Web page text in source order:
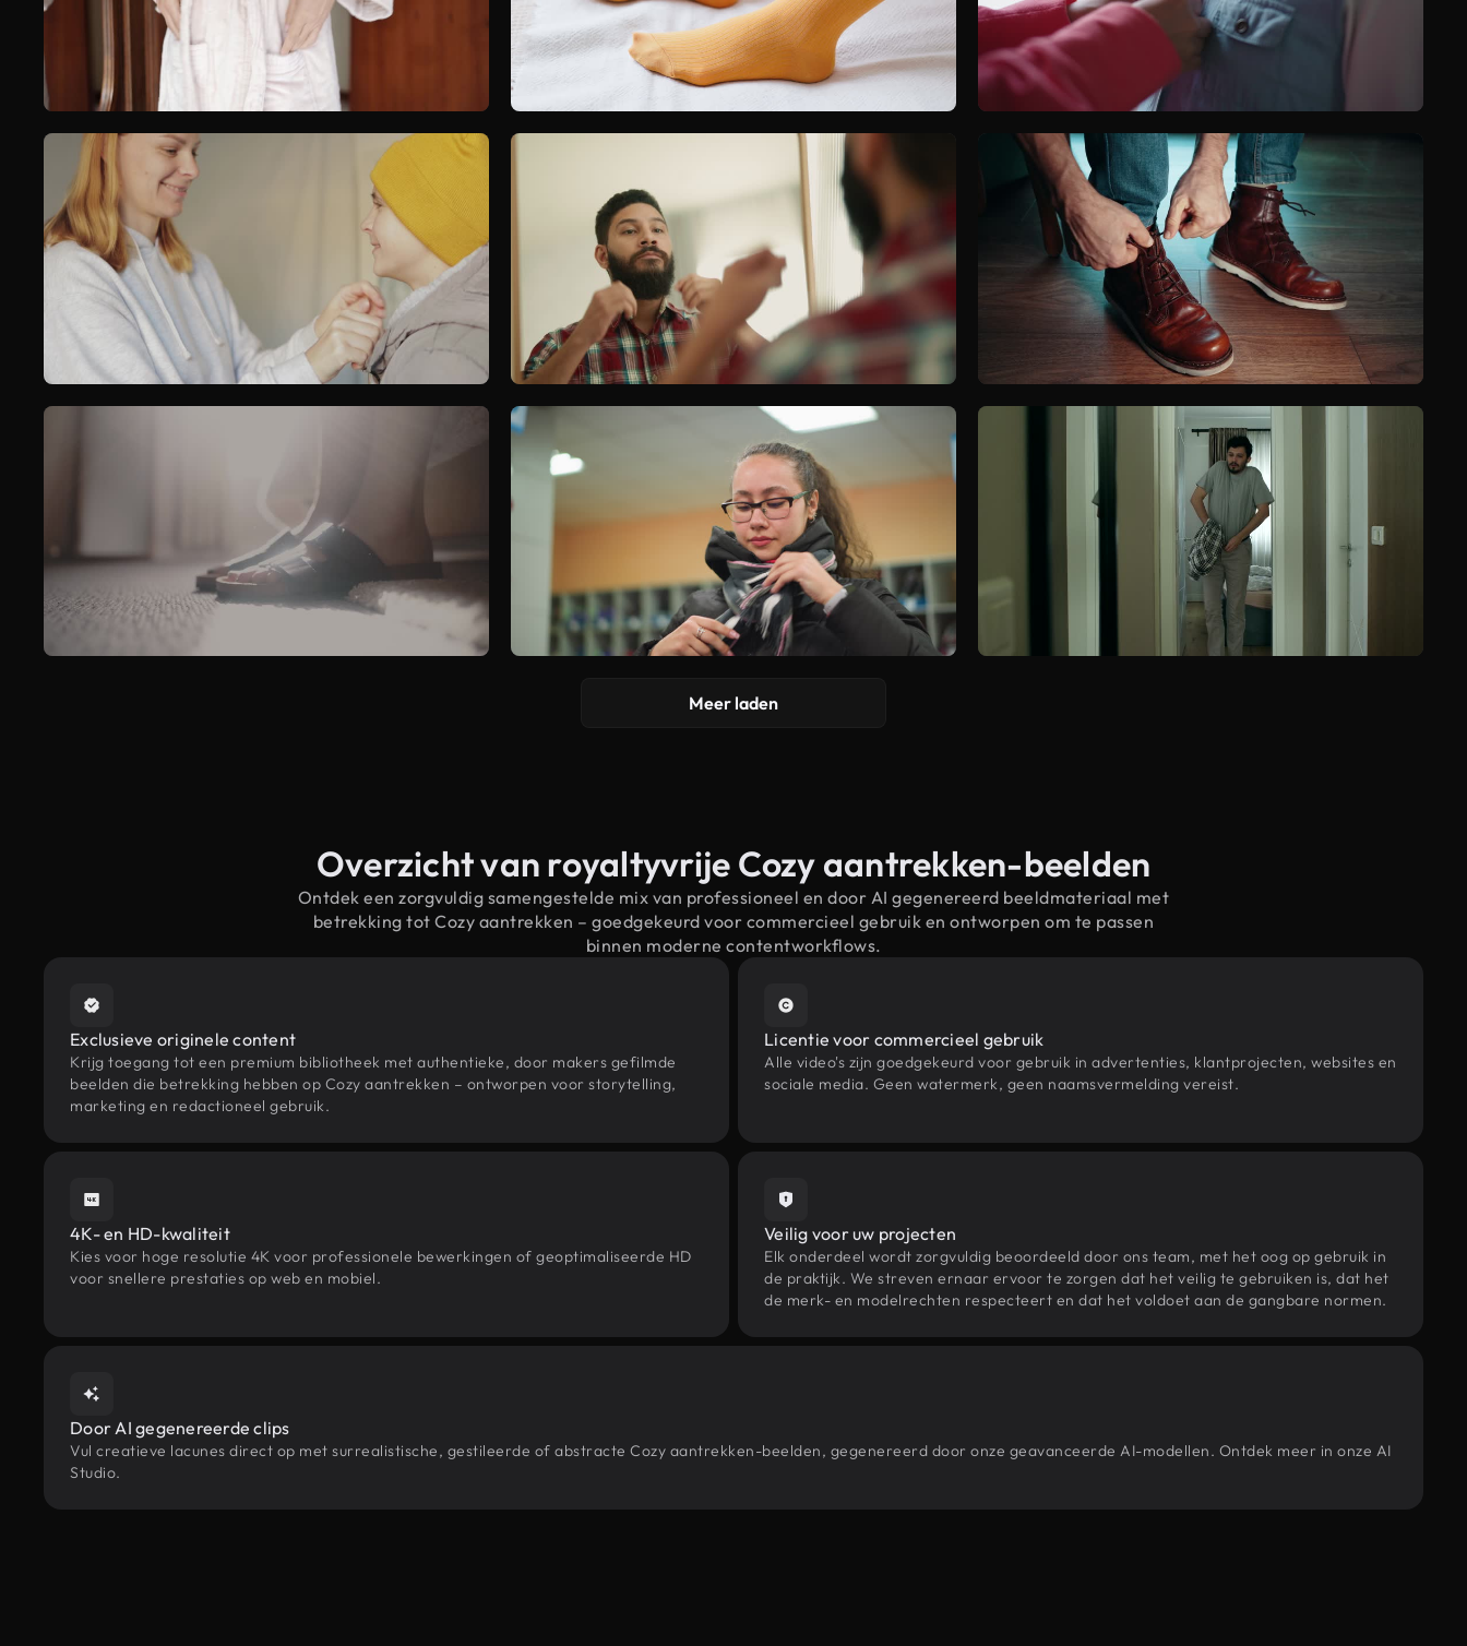
Meer laden
Overzicht van royaltyvrije Cozy aantrekken-beelden
Ontdek een zorgvuldig samengestelde mix van professioneel en door AI gegenereerd beeldmateriaal met
betrekking tot Cozy aantrekken – goedgekeurd voor commercieel gebruik en ontworpen om te passen
binnen moderne contentworkflows.
Exclusieve originele content
Krijg toegang tot een premium bibliotheek met authentieke, door makers gefilmde
beelden die betrekking hebben op Cozy aantrekken – ontworpen voor storytelling,
marketing en redactioneel gebruik.
Licentie voor commercieel gebruik
Alle video's zijn goedgekeurd voor gebruik in advertenties, klantprojecten, websites en
sociale media. Geen watermerk, geen naamsvermelding vereist.
4K- en HD-kwaliteit
Kies voor hoge resolutie 4K voor professionele bewerkingen of geoptimaliseerde HD
voor snellere prestaties op web en mobiel.
Veilig voor uw projecten
Elk onderdeel wordt zorgvuldig beoordeeld door ons team, met het oog op gebruik in
de praktijk. We streven ernaar ervoor te zorgen dat het veilig te gebruiken is, dat het
de merk- en modelrechten respecteert en dat het voldoet aan de gangbare normen.
Door AI gegenereerde clips
Vul creatieve lacunes direct op met surrealistische, gestileerde of abstracte Cozy aantrekken-beelden, gegenereerd door onze geavanceerde AI-modellen. Ontdek meer in onze AI
Studio.